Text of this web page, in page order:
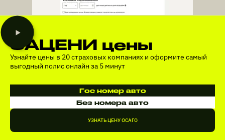
ЗАЦЕНИ цены
Узнайте цены в 20 страховых компаниях и оформите самый
выгодный полис онлайн за 5 минут
Гос номер авто
Без номера авто
УЗНАТЬ ЦЕНУ ОСАГО